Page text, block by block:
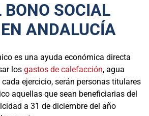
BONO SOCIAL
ANDALUCÍA
es una ayuda económica directa
los gastos de calefacción, agua
ejercicio, serán personas titulares
aquellas que sean beneficiarias del
a 31 de diciembre del año